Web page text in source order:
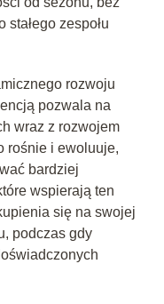
zespołu
rozwoju
pozwala na
wraz z rozwojem
rośnie i ewoluuje,
bardziej
wspierają ten
się na swojej
podczas gdy